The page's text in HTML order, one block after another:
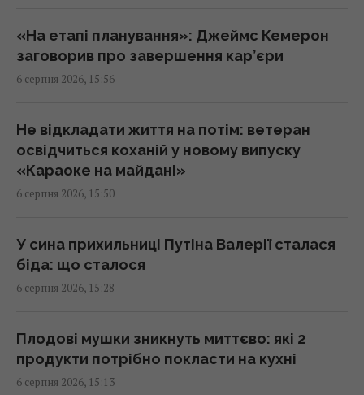
Українець у Німеччині шпигував за
оборонним підприємством, його
15:34 четвер, 06 серпня 2026
Переказ грошей на картку стає викликом:
які незвичні новації вводять банки
Росія може використати українські БпЛА
для атак на цілі в Балтії, - литовська
15:33 четвер, 06 серпня 2026
Чому ми часто прокидаємося саме о 3-й
«На етапі планування»: Джеймс Кемерон
заговорив про завершення кар’єри
6 серпня 2026, 15:56
Не відкладати життя на потім: ветеран
освідчиться коханій у новому випуску
«Караоке на майдані»
6 серпня 2026, 15:50
У сина прихильниці Путіна Валерії сталася
біда: що сталося
6 серпня 2026, 15:28
Плодові мушки зникнуть миттєво: які 2
продукти потрібно покласти на кухні
6 серпня 2026, 15:13